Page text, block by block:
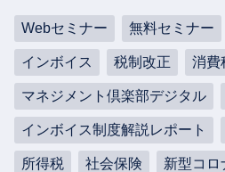
Webセミナー 無料セミナー
インボイス 税制改正 消費
マネジメント倶楽部デジタル
インボイス制度解説レポート
所得税 社会保険 新型コロ